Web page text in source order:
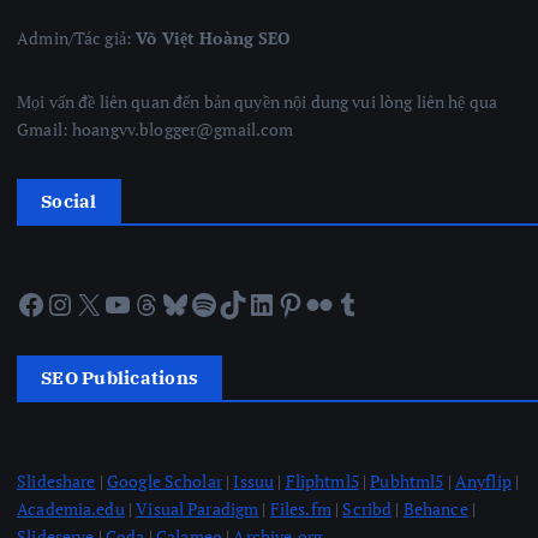
Admin/Tác giả:Võ Việt Hoàng SEO
Mọi vấn đề liên quan đến bản quyền nội dung vui lòng liên hệ qua
Gmail: hoangvv.blogger@gmail.com
Social
Facebook Instagram X YouTube Threads Bluesky Spotify TikTok LinkedIn Pinterest Flickr Tumblr
SEO Publications
Slideshare | Google Scholar|Issuu | Fliphtml5|Pubhtml5 | Anyflip|
Academia.edu|Visual Paradigm | Files.fm| Scribd | Behance|